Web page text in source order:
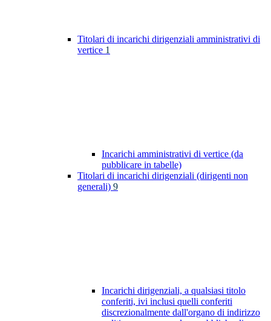
Titolari di incarichi dirigenziali amministrativi di
vertice 1
Incarichi amministrativi di vertice (da
pubblicare in tabelle)
Titolari di incarichi dirigenziali (dirigenti non
generali) 9
Incarichi dirigenziali, a qualsiasi titolo
conferiti, ivi inclusi quelli conferiti
discrezionalmente dall'organo di indirizzo